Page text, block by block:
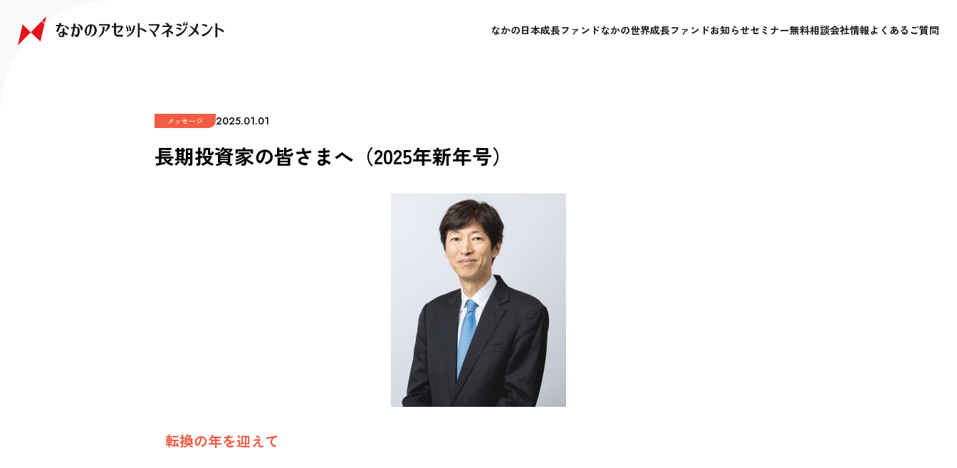
なかの日本成長ファンド
なかの日本成長ファンド
なかの世界成長ファンド
なかの世界成長ファンド
お知らせセミナー無料相談会社情報
会社情報
よくあるご質問
よくあるご質問
メッセージ 2025.01.01
長期投資家の皆さまへ（2025年新年号）
転換の年を迎えて